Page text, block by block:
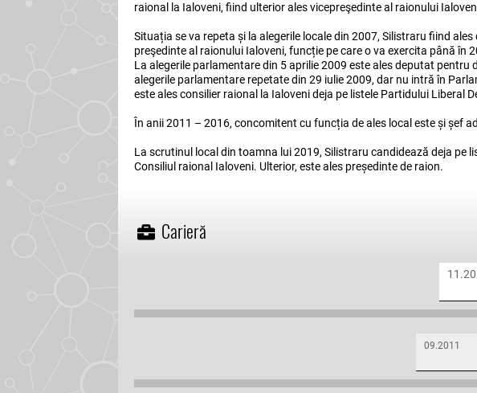
raional la Ialoveni, fiind ulterior ales vicepreşedinte al raionului
Situația se va repeta și la alegerile locale din 2007, Silistraru fiind
preşedinte al raionului Ialoveni, funcție pe care o va exercita până în
La alegerile parlamentare din 5 aprilie 2009 este ales deputat
alegerile parlamentare repetate din 29 iulie 2009, dar nu intră în
este ales consilier raional la Ialoveni deja pe listele Partidului Liberal
În anii 2011 – 2016, concomitent cu funcția de ales local este și șef
La scrutinul local din toamna lui 2019, Silistraru candidează deja pe
Consiliul raional Ialoveni. Ulterior, este ales președinte de raion.
Carieră
09.2011